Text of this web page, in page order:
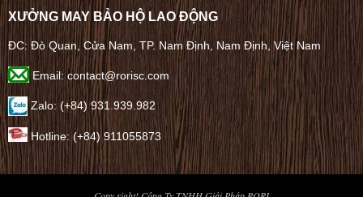
XƯỞNG MAY BẢO HỘ LAO ĐỘNG
ĐC: Đò Quan, Cửa Nam, TP. Nam Định, Nam Định, Việt Nam
Email: contact@rorisc.com
Zalo: (+84) 931.939.982
Hotline: (+84) 911055873